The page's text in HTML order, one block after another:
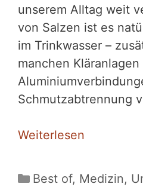
unserem Alltag weit
von Salzen ist es
im Trinkwasser –
manchen Kläranlagen
Schmutzabtrennung
Weiterlesen
Kategorien
Best of, Medizin,